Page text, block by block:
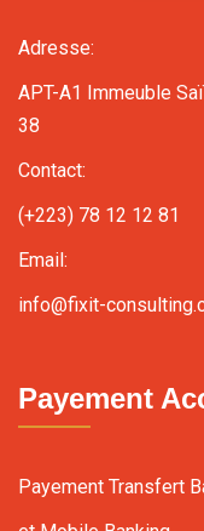
Adresse:
APT-A1 Immeuble
38
Contact:
(+223) 78 12 12 81
Email:
info@fixit-
Payement
Payement Transfert